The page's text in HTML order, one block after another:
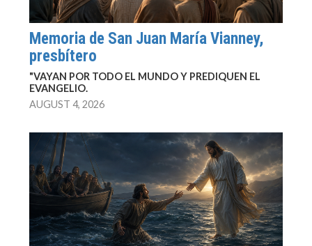
Memoria de San Juan María Vianney,
presbítero
"VAYAN POR TODO EL MUNDO Y PREDIQUEN EL
EVANGELIO.
AUGUST 4, 2026